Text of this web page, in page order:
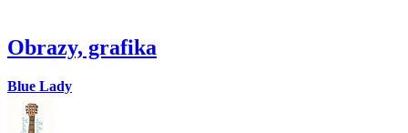
Obrazy, grafika
Blue Lady